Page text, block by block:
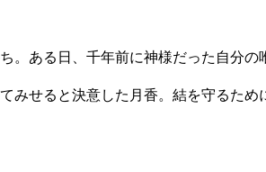
ある日、千年前に神様だった自分
せると決意した月香。結を守るた